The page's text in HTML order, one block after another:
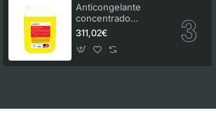
Anticongelante
concentrado
Insuatherm 30 kg
311,02€